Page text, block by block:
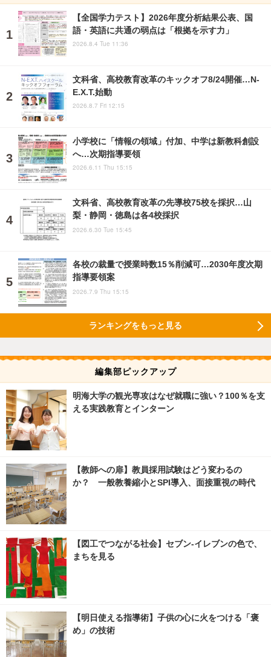
【全国学力テスト】2026年度分析結果公表、国
語・英語に共通の弱点は「根拠を示す力」
2026.8.4 Tue 11:36
文科省、高校教育改革のキックオフ8/24開催…N-
E.X.T.始動
2026.8.7 Fri 12:15
小学校に「情報の領域」付加、中学は新教科創設
へ…次期指導要領
2026.6.11 Thu 15:15
文科省、高校教育改革の先導校75校を採択…山
梨・静岡・徳島は各4校採択
2026.6.30 Tue 15:45
各校の裁量で授業時数15％削減可…2030年度次期
指導要領案
2026.7.9 Thu 15:15
ランキングをもっと見る
編集部ピックアップ
明海大学の観光専攻はなぜ就職に強い？100％を支
える実践教育とインターン
【教師への扉】教員採用試験はどう変わるの
か？ 一般教養縮小とSPI導入、面接重視の時代
【図工でつながる社会】セブン‐イレブンの色で、
まちを見る
【明日使える指導術】子供の心に火をつける「褒
め」の技術